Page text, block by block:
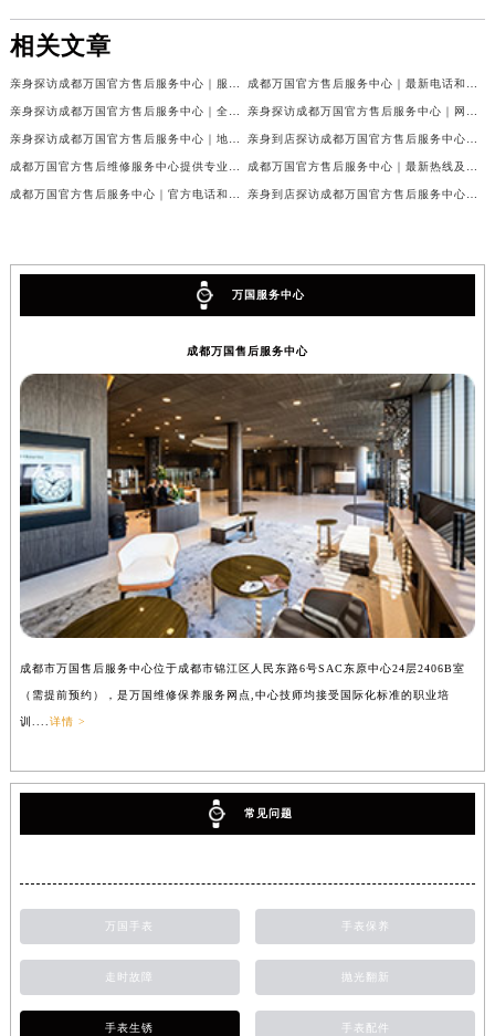
相关文章
万国服务中心
成都万国售后服务中心
成都市万国售后服务中心位于成都市锦江区人民东路6号SAC东原中心24层2406B室
（需提前预约），是万国维修保养服务网点,中心技师均接受国际化标准的职业培
训.... 详情 >
常见问题
万国手表 手表保养
走时故障 抛光翻新
手表生锈 手表配件